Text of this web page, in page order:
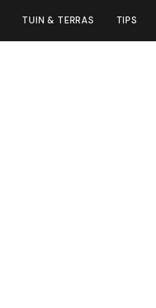
TUIN & TERRAS TIPS